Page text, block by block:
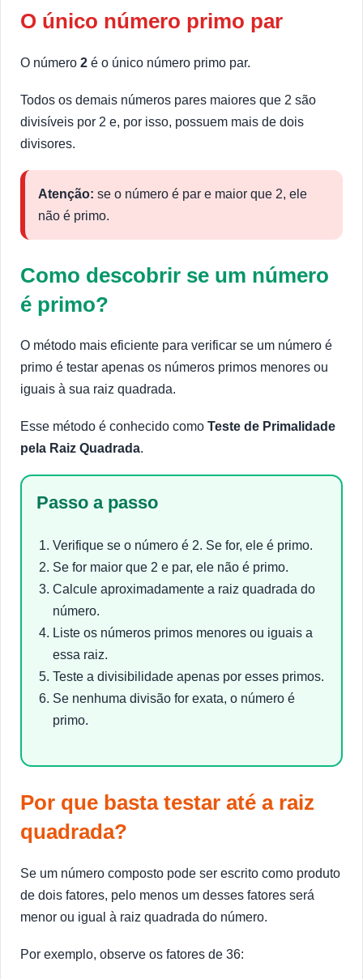
O único número primo par
O número 2 é o único número primo par.
Todos os demais números pares maiores que 2 são
divisíveis por 2 e, por isso, possuem mais de dois
divisores.
Atenção: se o número é par e maior que 2, ele
não é primo.
Como descobrir se um número
é primo?
O método mais eficiente para verificar se um número é
primo é testar apenas os números primos menores ou
iguais à sua raiz quadrada.
Esse método é conhecido como Teste de Primalidade
pela Raiz Quadrada.
Passo a passo
Verifique se o número é 2. Se for, ele é primo.
Se for maior que 2 e par, ele não é primo.
Calcule aproximadamente a raiz quadrada do
número.
Liste os números primos menores ou iguais a
essa raiz.
Teste a divisibilidade apenas por esses primos.
Se nenhuma divisão for exata, o número é
primo.
Por que basta testar até a raiz
quadrada?
Se um número composto pode ser escrito como produto
de dois fatores, pelo menos um desses fatores será
menor ou igual à raiz quadrada do número.
Por exemplo, observe os fatores de 36: